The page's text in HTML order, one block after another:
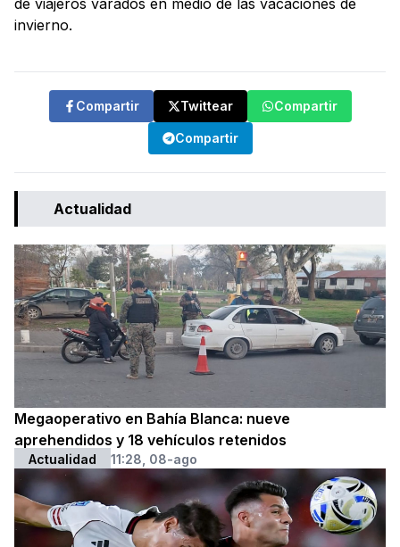
de viajeros varados en medio de las vacaciones de
invierno.
Compartir Twittear Compartir
Compartir
Actualidad
Megaoperativo en Bahía Blanca: nueve
aprehendidos y 18 vehículos retenidos
Actualidad 11:28, 08-ago